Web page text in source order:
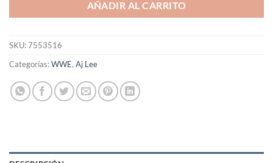
AÑADIR AL CARRITO
SKU:7553516
Categorías:WWE, Aj Lee